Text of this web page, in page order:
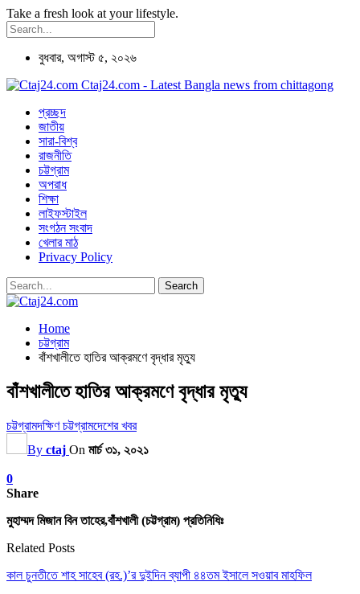
Take a fresh look at your lifestyle.
বুধবার, অগাস্ট ৫, ২০২৬
Ctaj24.com - Latest Bangla news from chittagong
প্রচ্ছদ
জাতীয়
সারা-বিশ্ব
রাজনীতি
চট্টগ্রাম
অপরাধ
শিক্ষা
লাইফস্টাইল
সংগঠন সংবাদ
খেলার মাঠ
Privacy Policy
Home
চট্টগ্রাম
বাঁশখালীতে হাতির আক্রমণে বৃদ্ধার মৃত্যু
বাঁশখালীতে হাতির আক্রমণে বৃদ্ধার মৃত্যু
চট্টগ্রামদক্ষিণ চট্টগ্রামদেশের খবর
By ctaj On মার্চ ৩১, ২০২১
0
Share
মুহাম্মদ মিজান বিন তাহের,বাঁশখালী (চট্টগ্রাম) প্রতিনিধিঃ
Related Posts
কাল চুনতীতে শাহ সাহেব (রহ.)’র দুইদিন ব্যাপী ৪৪তম ইসালে সওয়াব মাহফিল